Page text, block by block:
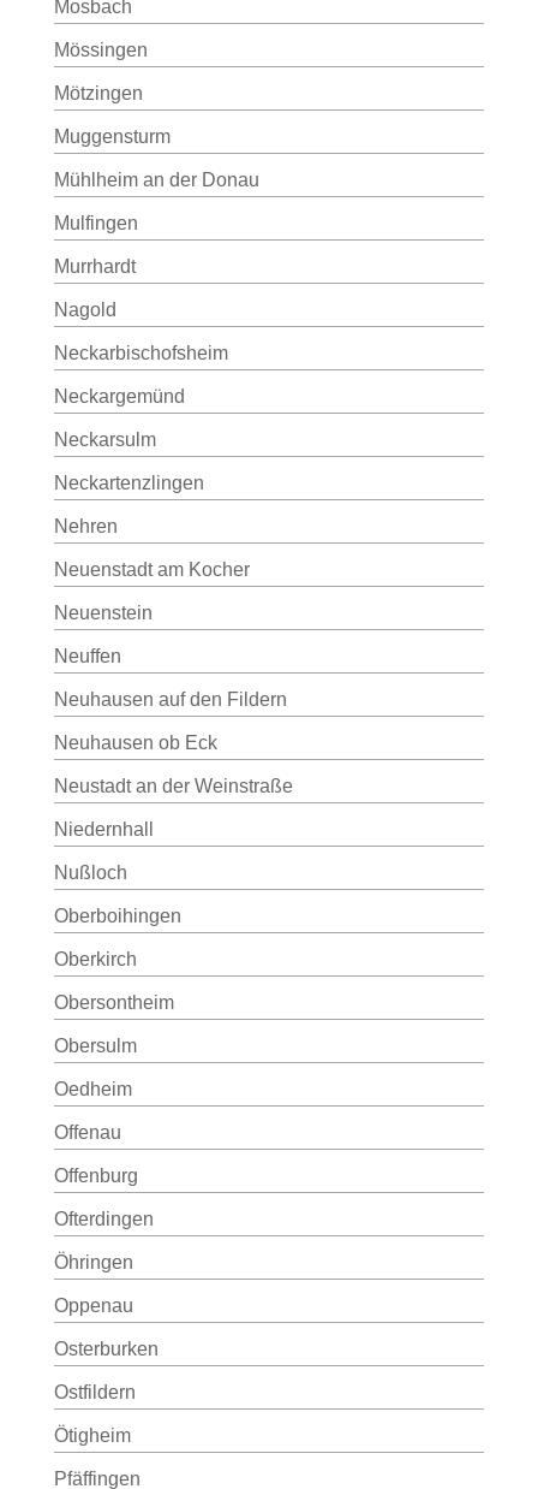
Mosbach
Mössingen
Mötzingen
Muggensturm
Mühlheim an der Donau
Mulfingen
Murrhardt
Nagold
Neckarbischofsheim
Neckargemünd
Neckarsulm
Neckartenzlingen
Nehren
Neuenstadt am Kocher
Neuenstein
Neuffen
Neuhausen auf den Fildern
Neuhausen ob Eck
Neustadt an der Weinstraße
Niedernhall
Nußloch
Oberboihingen
Oberkirch
Obersontheim
Obersulm
Oedheim
Offenau
Offenburg
Ofterdingen
Öhringen
Oppenau
Osterburken
Ostfildern
Ötigheim
Pfäffingen